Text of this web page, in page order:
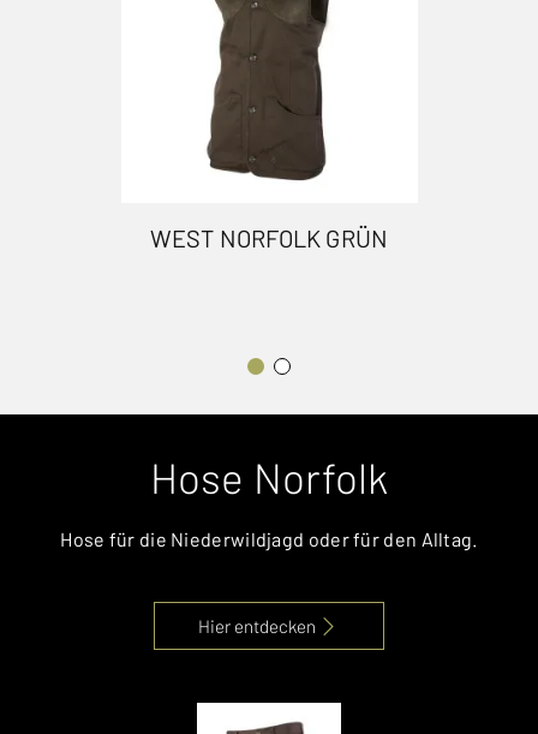
WEST NORFOLK GRÜN
Hose Norfolk
Hose für die Niederwildjagd oder für den Alltag.
Hier entdecken